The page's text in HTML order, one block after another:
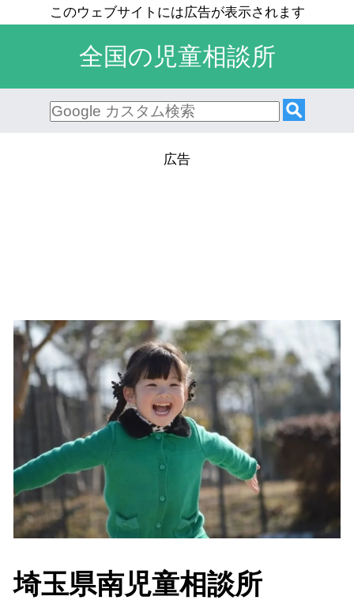
全国の児童相談所
埼玉県南児童相談所